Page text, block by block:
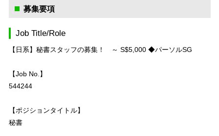
募集要項
Job Title/Role
【日系】秘書スタッフの募集！ ～ S$5,000 ◆パーソルSG
【Job No.】
544244
【ポジションタイトル】
秘書